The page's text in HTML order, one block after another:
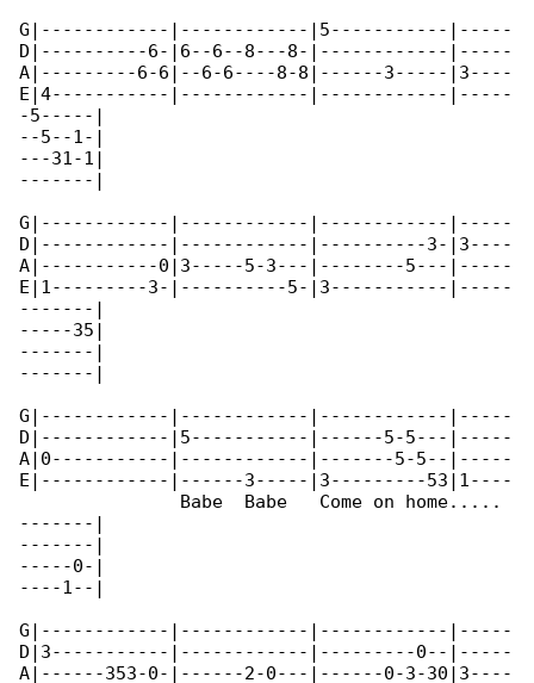
G|------------|------------|5-----------|-----
D|----------6-|6--6--8---8-|------------|-----
A|---------6-6|--6-6----8-8|------3-----|3----
E|4-----------|------------|------------|-----
-5-----|
--5--1-|
---31-1|
-------|
G|------------|------------|------------|-----
D|------------|------------|----------3-|3----
A|-----------0|3-----5-3---|--------5---|-----
E|1---------3-|----------5-|3-----------|-----
-------|
-----35|
-------|
-------|
G|------------|------------|------------|-----
D|------------|5-----------|------5-5---|-----
A|0-----------|------------|-------5-5--|-----
E|------------|------3-----|3---------53|1----
               Babe  Babe   Come on home.....
-------|
-------|
-----0-|
----1--|
G|------------|------------|------------|-----
D|3-----------|------------|---------0--|-----
A|------353-0-|------2-0---|------0-3-30|3----